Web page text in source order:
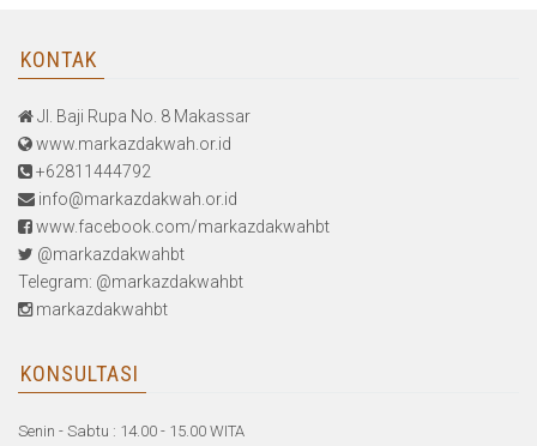
KONTAK
Jl. Baji Rupa No. 8 Makassar
www.markazdakwah.or.id
+62811444792
info@markazdakwah.or.id
www.facebook.com/markazdakwahbt
@markazdakwahbt
Telegram: @markazdakwahbt
markazdakwahbt
KONSULTASI
Senin - Sabtu : 14.00 - 15.00 WITA